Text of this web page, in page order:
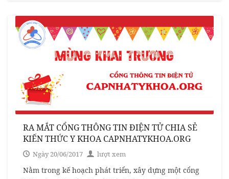
RA MẮT CỔNG THÔNG TIN ĐIỆN TỬ CHIA SẺ
KIẾN THỨC Y KHOA CAPNHATYKHOA.ORG
Ngày 20/06/2017 lượt xem
Nằm trong kế hoạch phát triển, xây dựng một cổng